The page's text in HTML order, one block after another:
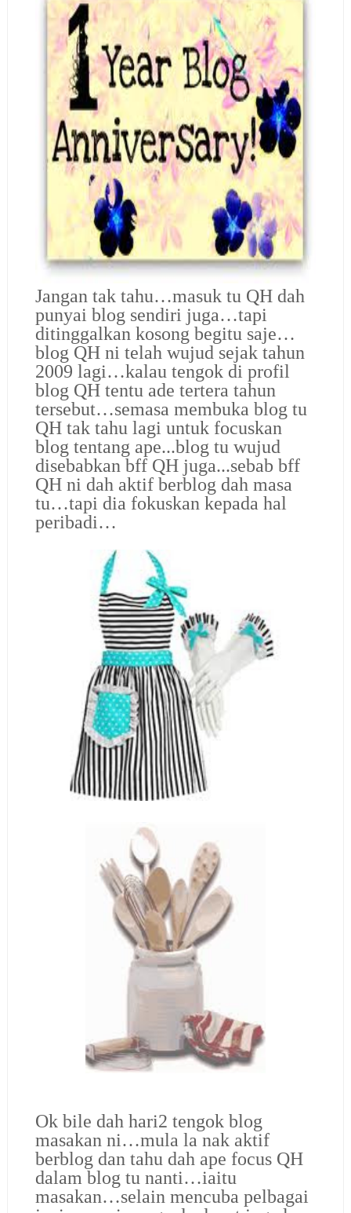
Jangan tak tahu…masuk tu QH dah
punyai blog sendiri juga…tapi
ditinggalkan kosong begitu saje…
blog QH ni telah wujud sejak tahun
2009 lagi…kalau tengok di profil
blog QH tentu ade tertera tahun
tersebut…semasa membuka blog tu
QH tak tahu lagi untuk focuskan
blog tentang ape...blog tu wujud
disebabkan bff QH juga...sebab bff
QH ni dah aktif berblog dah masa
tu…tapi dia fokuskan kepada hal
peribadi…
Ok bile dah hari2 tengok blog
masakan ni…mula la nak aktif
berblog dan tahu dah ape focus QH
dalam blog tu nanti…iaitu
masakan…selain mencuba pelbagai